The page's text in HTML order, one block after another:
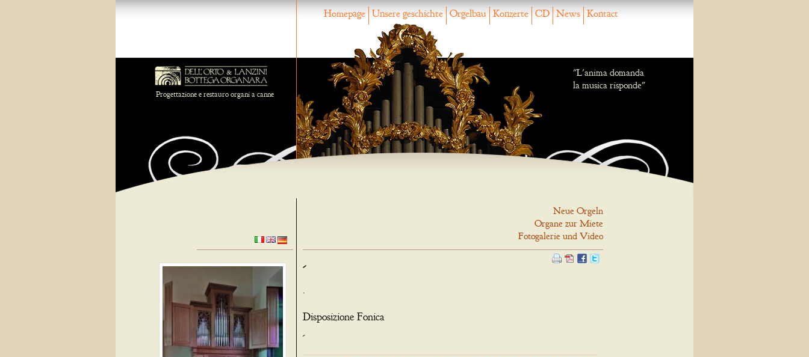
Homepage Unsere geschichte Orgelbau Konzerte CD News Kontact
Progettazione e restauro organi a canne
"L'anima domanda
la musica risponde"
Neue Orgeln
Organe zur Miete
Fotogalerie und Video
-
.
Disposizione Fonica
-